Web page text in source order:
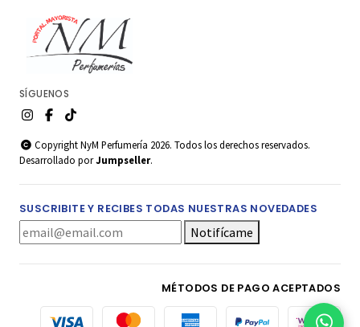
SÍGUENOS
Copyright NyM Perfumería 2026. Todos los derechos reservados.
Desarrollado porJumpseller.
SUSCRIBITE Y RECIBES TODAS NUESTRAS NOVEDADES
Notifícame
MÉTODOS DE PAGO ACEPTADOS